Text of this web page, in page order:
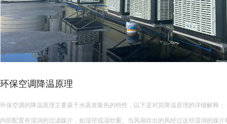
环保空调降温原理
环保空调的降温原理主要基于水蒸发吸热的特性，以下是对其降温原理的详细解释： 一、核心原理 环保空调
内部配置有湿润的过滤媒介，如湿帘或湿纱窗。当风扇吹出的风经过这些湿润的媒